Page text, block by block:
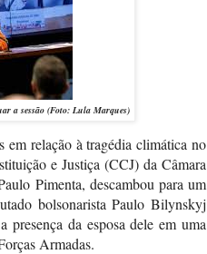
a sessão (Foto: Lula Marques)
em relação à tragédia climática no
e Justiça (CCJ) da Câmara
Pimenta, descambou para um
bolsonarista Paulo Bilynskyj
da esposa dele em uma
Armadas.